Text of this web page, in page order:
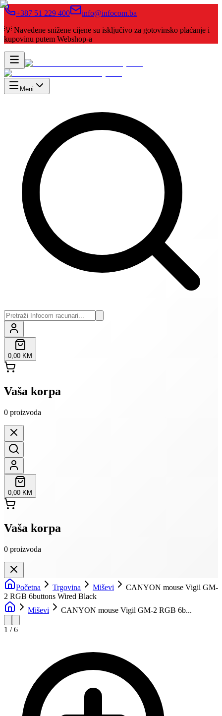
+387 51 229 400
info@infocom.ba
💡 Navedene snižene cijene su isključivo za gotovinsko plaćanje i
kupovinu putem Webshop-a
Meni
0,00 KM
Vaša korpa
0 proizvoda
0,00 KM
Vaša korpa
0 proizvoda
Početna Trgovina Miševi
CANYON mouse Vigil GM-
2 RGB 6buttons Wired Black
Miševi
CANYON mouse Vigil GM-2 RGB 6b...
1 /6